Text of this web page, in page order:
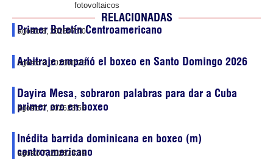
fotovoltaicos
RELACIONADAS
Primer Boletín Centroamericano
agosto 8, 202607:40
Arbitraje empañó el boxeo en Santo Domingo 2026
agosto 8, 202600:25
Dayira Mesa, sobraron palabras para dar a Cuba
primer oro en boxeo
agosto 7, 202623:56
Inédita barrida dominicana en boxeo (m)
centroamericano
agosto 7, 202623:39